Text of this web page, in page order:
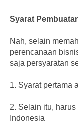
Syarat
Nah, selain
perencanaan
saja persyaratan
1. Syarat pertama
2. Selain itu,
Indonesia